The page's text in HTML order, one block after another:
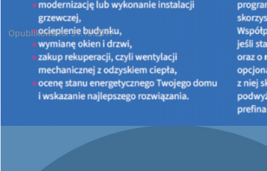
Wyniki konkursu pn. „Kampania informacyjno-edukacyjna pn.
Dobra energia - zdrowy klimat”.
Opublikowano: 31.10.2017
„Wojewódzki Fundusz Ochrony Środowiska i Gospodarki
Wodnej w Kielcach informuje, że zakończone zostały prace
Komisji konkursowej o dofinansowanie projektu edukacyjnego
w ramach ogłoszonego konkursupn. „Kampania informacyjno-
edukacyjna pn. Dobra energia - zdrowy klimat”.
W ramach ogłoszonego konkursu wpłynęła jedna karta
konkursowa złożona przez
Technologiczne